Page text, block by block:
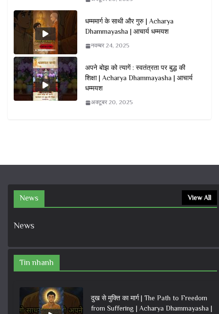
धम्ममार्ग के साथी और गुरु | Acharya
Dhammayasha | आचार्य धम्मयश
नवम्बर 24, 2025
अपने बोझ को त्यागें : स्वतंत्रता पर बुद्ध की
शिक्षा | Acharya Dhammayasha | आचार्य
धम्मयश
अक्टूबर 20, 2025
News View All
News
Tin nhanh
दुख से मुक्ति का मार्ग | The Path to Freedom
from Suffering | Acharya Dhammayasha |